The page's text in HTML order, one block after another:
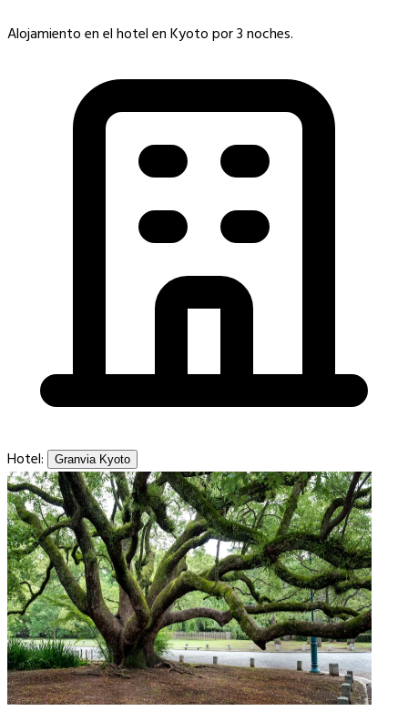
Alojamiento en el hotel en Kyoto por 3 noches.
Hotel: Granvia Kyoto